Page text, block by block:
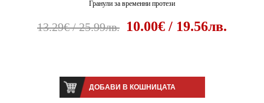
Гранули за временни протези
13.29€ / 25.99лв. 10.00€ / 19.56лв.
ДОБАВИ В КОШНИЦАТА